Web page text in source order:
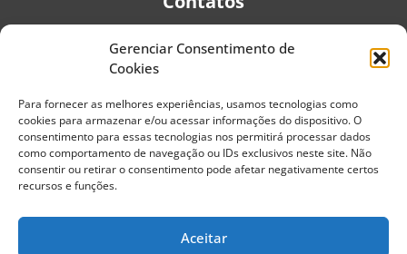
Gerenciar Consentimento de
Cookies
Para fornecer as melhores experiências, usamos tecnologias como
cookies para armazenar e/ou acessar informações do dispositivo. O
consentimento para essas tecnologias nos permitirá processar dados
como comportamento de navegação ou IDs exclusivos neste site. Não
consentir ou retirar o consentimento pode afetar negativamente certos
recursos e funções.
Aceitar
Telefones:+55 (11) 2579-9697|+55 (11) 5587-4334
Guarani - CEP: 04310-060 - São Paulo | Brasil
E-mail:contato@portaldoenvelhecimento.com.br
Website:portaldoenvelhecimento.com.br